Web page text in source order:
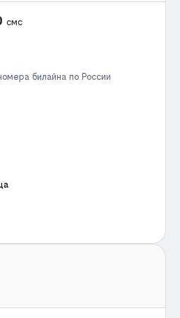
смс
билайна по России